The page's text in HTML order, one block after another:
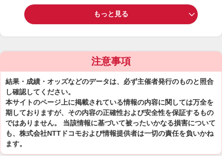
もっと見る
注意事項
結果・成績・オッズなどのデータは、必ず主催者発行のものと照合
し確認してください。
本サイトのページ上に掲載されている情報の内容に関しては万全を
期しておりますが、その内容の正確性および安全性を保証するもの
ではありません。 当該情報に基づいて被ったいかなる損害について
も、株式会社NTTドコモおよび情報提供者は一切の責任を負いかね
ます。